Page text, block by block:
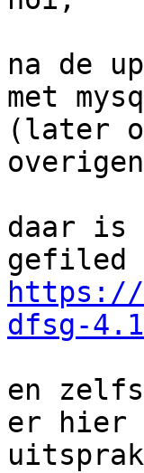
na de
met
(later
daar is
https://
dfsg-
en
er hier